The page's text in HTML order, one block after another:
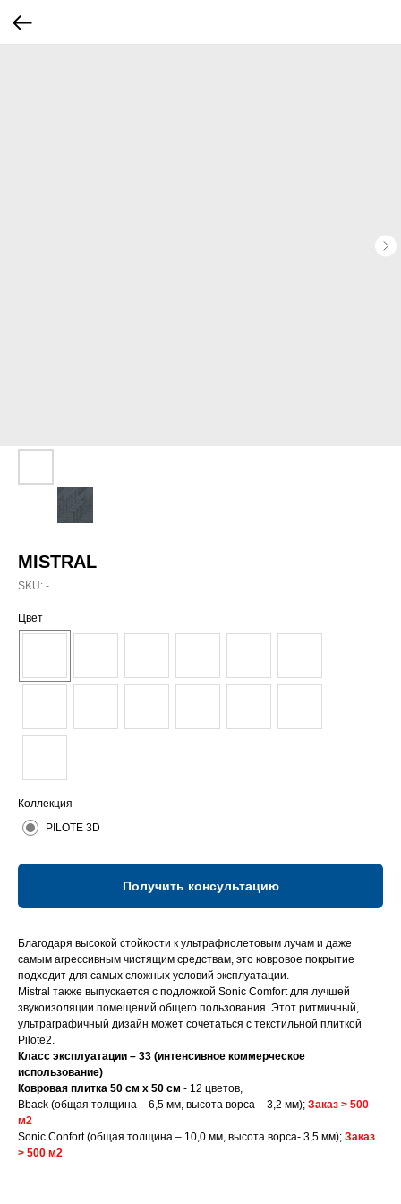
MISTRAL
SKU: -
Цвет
Коллекция
PILOTE 3D
Получить консультацию
Благодаря высокой стойкости к ультрафиолетовым лучам и даже
самым агрессивным чистящим средствам, это ковровое покрытие
подходит для самых сложных условий эксплуатации.
Mistral также выпускается с подложкой Sonic Comfort для лучшей
звукоизоляции помещений общего пользования. Этот ритмичный,
ультраграфичный дизайн может сочетаться с текстильной плиткой
Pilote2.
Класс эксплуатации – 33 (интенсивное коммерческое
использование)
Ковровая плитка 50 см x 50 см - 12 цветов,
Bback (общая толщина – 6,5 мм, высота ворса – 3,2 мм); Заказ > 500
м2
Sonic Confort (общая толщина – 10,0 мм, высота ворса- 3,5 мм); Заказ
> 500 м2